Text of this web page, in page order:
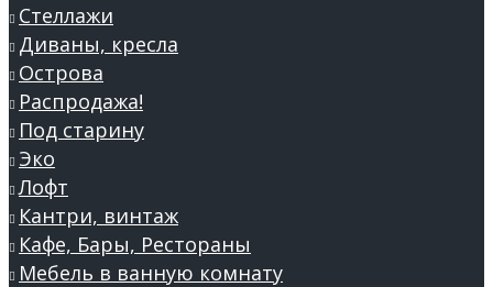
Стеллажи
Диваны, кресла
Острова
Распродажа!
Под старину
Эко
Лофт
Кантри, винтаж
Кафе, Бары, Рестораны
Мебель в ванную комнату